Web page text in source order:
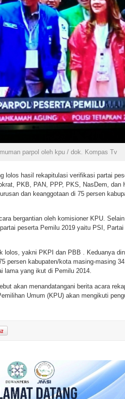
parpol oleh kpu / dok. Kompas Tv
lolos hasil rekapitulasi verifikasi partai
PKB, PAN, PPP, PKS, NasDem, dan
dan keanggotaan di 75 persen
bergantian oleh komisioner KPU.
peserta Pemilu 2019 yaitu PSI,
lolos, yakni PKPI dan PBB . Keduanya
persen kabupaten/kota masing-masing
lama yang ikut di Pemilu 2014.
akan menandatangani berita acara
Umum (KPU) akan mengikuti